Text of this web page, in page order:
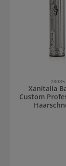
28085
Xanitalia
Custom